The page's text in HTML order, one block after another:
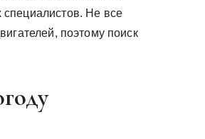
Не все
поэтому поиск